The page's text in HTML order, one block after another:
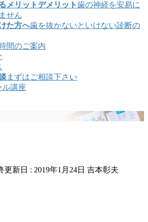
メリットデメリット歯の神経を安易に
せん
た方へ歯を抜かないといけない診断の
間のご案内
まずはご相談下さい
ル講座
更新日 : 2019年1月24日 吉本彰夫